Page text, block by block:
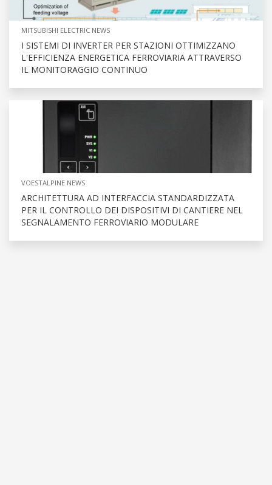
MITSUBISHI ELECTRIC NEWS
I SISTEMI DI INVERTER PER STAZIONI OTTIMIZZANO
L'EFFICIENZA ENERGETICA FERROVIARIA ATTRAVERSO
IL MONITORAGGIO CONTINUO
VOESTALPINE NEWS
ARCHITETTURA AD INTERFACCIA STANDARDIZZATA
PER IL CONTROLLO DEI DISPOSITIVI DI CANTIERE NEL
SEGNALAMENTO FERROVIARIO MODULARE